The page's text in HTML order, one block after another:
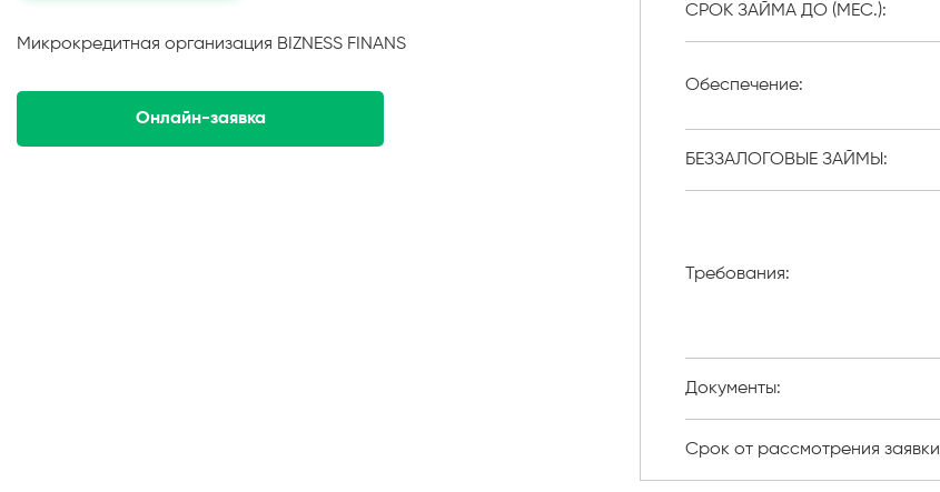
Микрокредитная организация BIZNESS FINANS
Онлайн-заявка
СРОК ЗАЙМА ДО (МЕС.):
Обеспечение:
БЕЗЗАЛОГОВЫЕ ЗАЙМЫ:
Требования:
Документы:
Срок от рассмотрения заявки